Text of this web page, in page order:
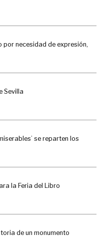
por necesidad de expresión,
Sevilla
se reparten los
la Feria del Libro
de un monumento